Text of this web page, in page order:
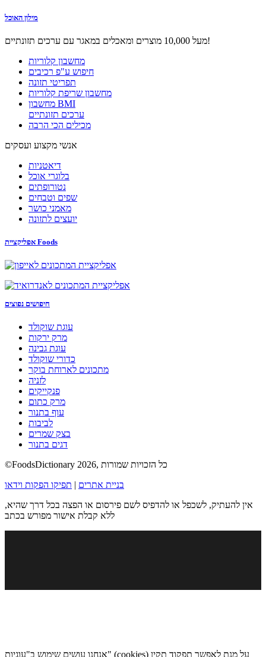
מילון האוכל
מעל 10,000 מוצרים ומאכלים במאגר עם ערכים תזונתיים!
מחשבון קלוריות
חיפוש ע"פ רכיבים
תפריטי תזונה
מחשבון שריפת קלוריות
מחשבון BMI
ערכים תזונתיים
מכילים הכי הרבה
אנשי מקצוע ועסקים
דיאטניות
בלוגרי אוכל
נטורופתים
שפים וטבחים
מאמני כושר
יועצים לתזונה
אפליקציית Foods
חיפושים נפוצים
עוגת שוקולד
מרק ירקות
עוגת גבינה
כדורי שוקולד
מתכונים לארוחת בוקר
לזניה
פנקייקים
מרק כתום
עוף בתנור
לביבות
בצק שמרים
דגים בתנור
©FoodsDictionary 2026, כל הזכויות שמורות
בניית אתרים | תפיקו הפקות וידאו
אין להעתיק, לשכפל או להדפיס לשם פירסום או הפצה בכל דרך שהיא,
ללא קבלת אישור מפורש בכתב
אנחנו עושים שימוש ב"עוגיות" (cookies) על מנת לאפשר תפקוד תקין